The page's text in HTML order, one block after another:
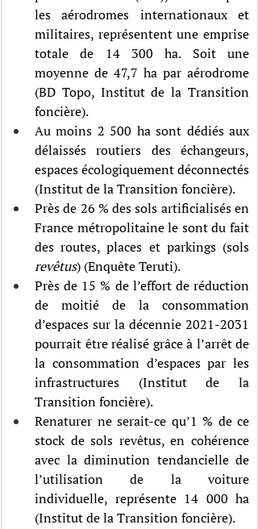
les aérodromes internationaux et
militaires, représentent une emprise
totale de 14 300 ha. Soit une
moyenne de 47,7 ha par aérodrome
(BD Topo, Institut de la Transition
foncière).
Au moins 2 500 ha sont dédiés aux
délaissés routiers des échangeurs,
espaces écologiquement déconnectés
(Institut de la Transition foncière).
Près de 26 % des sols artificialisés en
France métropolitaine le sont du fait
revêtus) (Enquête Teruti).
Près de 15 % de l’effort de réduction
de moitié de la consommation
d’espaces sur la décennie 2021-2031
pourrait être réalisé grâce à l’arrêt de
la consommation d’espaces par les
infrastructures (Institut de la
Transition foncière).
Renaturer ne serait-ce qu’1 % de ce
stock de sols revêtus, en cohérence
avec la diminution tendancielle de
l’utilisation de la voiture
individuelle, représente 14 000 ha
(Institut de la Transition foncière).